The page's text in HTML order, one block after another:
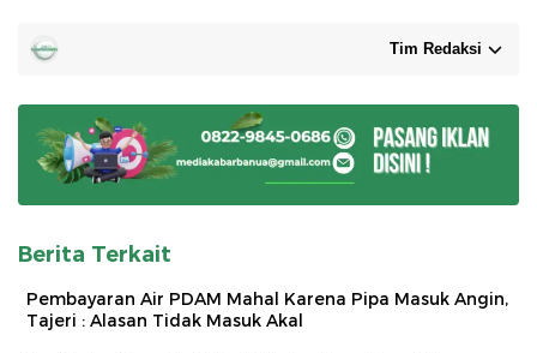
Tim Redaksi
Berita Terkait
Pembayaran Air PDAM Mahal Karena Pipa Masuk Angin,
Tajeri : Alasan Tidak Masuk Akal